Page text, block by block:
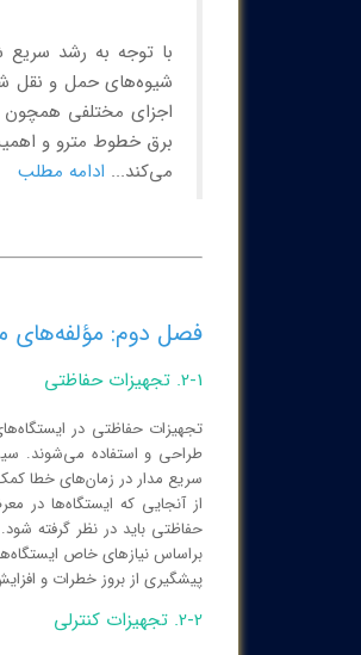
با توجه به رشد سریع
شیوه‌های حمل و نقل
اجزای مختلفی همچون
برق خطوط مترو و
می‌کند... ادامه مطلب
فصل دوم: مؤلفه‌های
2-1. تجهیزات حفاظتی
تجهیزات حفاظتی در
طراحی و استفاده می‌شوند.
سریع مدار در زمان‌های خطا
از آنجایی که ایستگاه‌ها در
حفاظتی باید در نظر گرفته
براساس نیازهای خاص
پیشگیری از بروز خطرات و
2-2. تجهیزات کنترلی